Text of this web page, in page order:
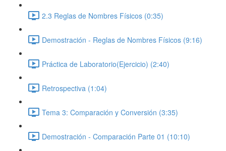
2.3 Reglas de Nombres Físicos (0:35)
Demostración - Reglas de Nombres Físicos (9:16)
Práctica de Laboratorio(Ejercicio) (2:40)
Retrospectiva (1:04)
Tema 3: Comparación y Conversión (3:35)
Demostración - Comparación Parte 01 (10:10)